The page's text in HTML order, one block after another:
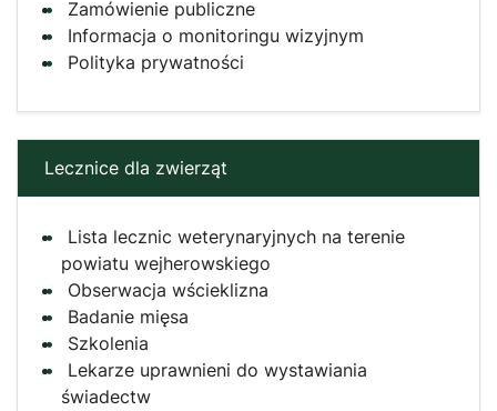
Zamówienie publiczne
Informacja o monitoringu wizyjnym
Polityka prywatności
Lecznice dla zwierząt
Lista lecznic weterynaryjnych na terenie
powiatu wejherowskiego
Obserwacja wścieklizna
Badanie mięsa
Szkolenia
Lekarze uprawnieni do wystawiania
świadectw